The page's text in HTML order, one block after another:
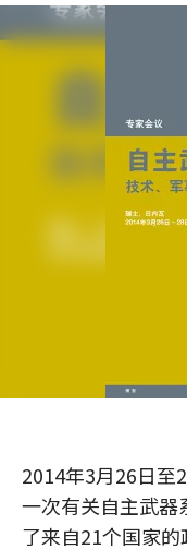
2014年3月26日至
一次有关自主武器
了来自21个国家